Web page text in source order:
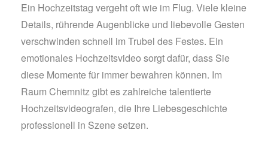
Ein Hochzeitstag vergeht oft wie im Flug. Viele kleine
Details, rührende Augenblicke und liebevolle Gesten
verschwinden schnell im Trubel des Festes. Ein
emotionales Hochzeitsvideo sorgt dafür, dass Sie
diese Momente für immer bewahren können. Im
Raum Chemnitz gibt es zahlreiche talentierte
Hochzeitsvideografen, die Ihre Liebesgeschichte
professionell in Szene setzen.